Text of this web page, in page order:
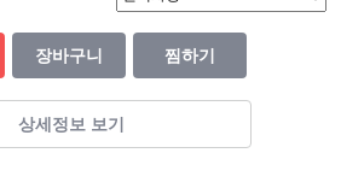
장바구니 찜하기
상세정보 보기